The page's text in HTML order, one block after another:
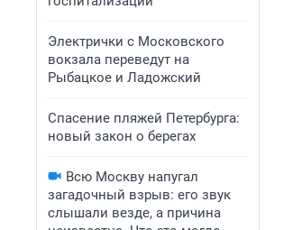
Электрички с Московского
вокзала переведут на
Рыбацкое и Ладожский
Спасение пляжей Петербурга:
новый закон о берегах
Всю Москву напугал
загадочный взрыв: его звук
слышали везде, а причина